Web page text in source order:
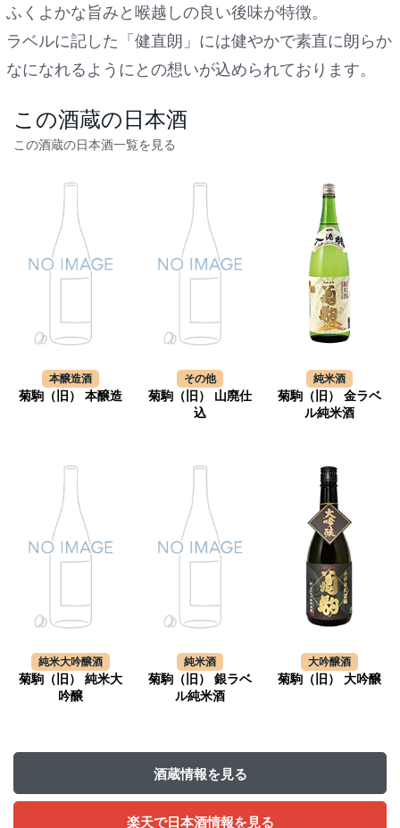
ふくよかな旨みと喉越しの良い後味が特徴。
ラベルに記した「健直朗」には健やかで素直に朗らか
なになれるようにとの想いが込められております。
この酒蔵の日本酒
この酒蔵の日本酒一覧を見る
本醸造酒
菊駒（旧） 本醸造
その他
菊駒（旧） 山廃仕
込
純米酒
菊駒（旧） 金ラベ
ル純米酒
純米大吟醸酒
菊駒（旧） 純米大
吟醸
純米酒
菊駒（旧） 銀ラベ
ル純米酒
大吟醸酒
菊駒（旧） 大吟醸
酒蔵情報を見る
楽天で日本酒情報を見る